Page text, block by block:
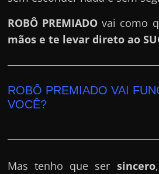
r
t
?
M
o
ROBÔ PREMIADO vai como
mãos e te levar direto ao
ROBÔ PREMIADO VAI
VOCÊ?
Mas tenho que ser sincero